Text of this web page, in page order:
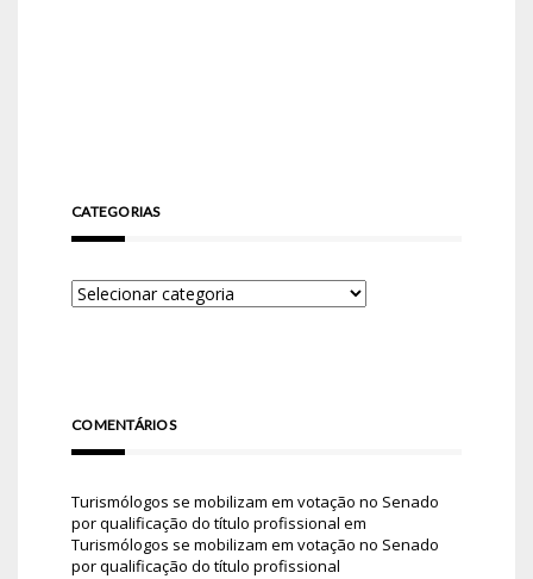
CATEGORIAS
COMENTÁRIOS
Turismólogos se mobilizam em votação no Senado
por qualificação do título profissional em
Turismólogos se mobilizam em votação no Senado
por qualificação do título profissional